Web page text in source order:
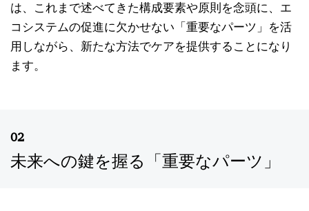
は、これまで述べてきた構成要素や原則を念頭に、エ
コシステムの促進に欠かせない「重要なパーツ」を活
用しながら、新たな方法でケアを提供することになり
ます。
02
未来への鍵を握る「重要なパーツ」